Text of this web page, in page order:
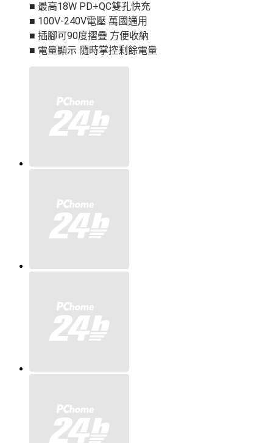
■ 最高18W PD+QC雙孔快充
■ 100V-240V電壓 萬國通用
■ 插腳可90度摺疊 方便收納
■ 電量顯示 隨時掌控剩餘電量